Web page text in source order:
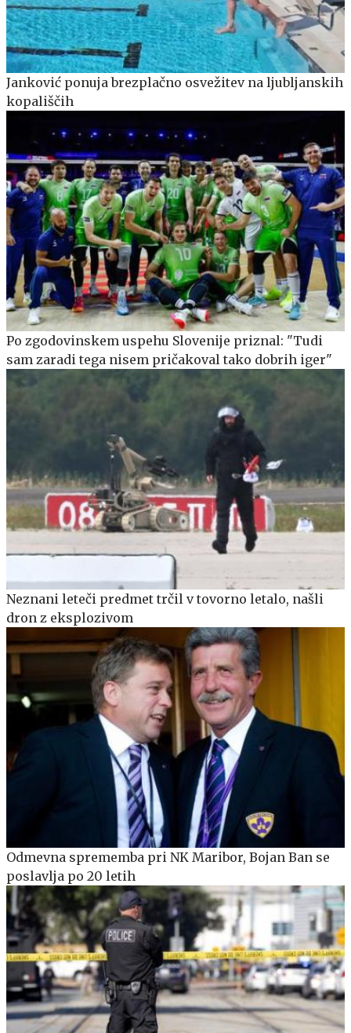
Janković ponuja brezplačno osvežitev na ljubljanskih
kopališčih
Po zgodovinskem uspehu Slovenije priznal: "Tudi
sam zaradi tega nisem pričakoval tako dobrih iger"
Neznani leteči predmet trčil v tovorno letalo, našli
dron z eksplozivom
Odmevna sprememba pri NK Maribor, Bojan Ban se
poslavlja po 20 letih